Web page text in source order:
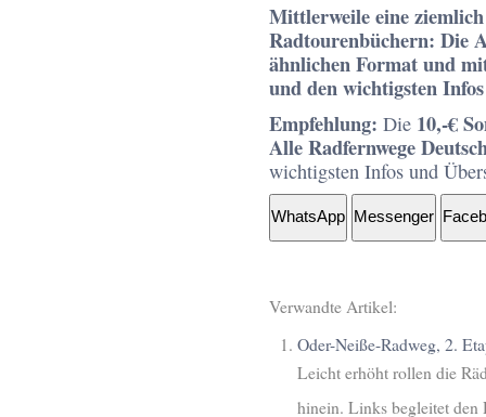
Mittlerweile eine
Radtourenbüchern: Die
ähnlichen Format und
und den wichtigsten
Empfehlung: Die 10,-€
Alle Radfernwege
wichtigsten Infos und
WhatsApp Messenger
Verwandte Artikel:
Oder-Neiße-Radweg, 2.
Leicht erhöht rollen die
hinein. Links begleitet den